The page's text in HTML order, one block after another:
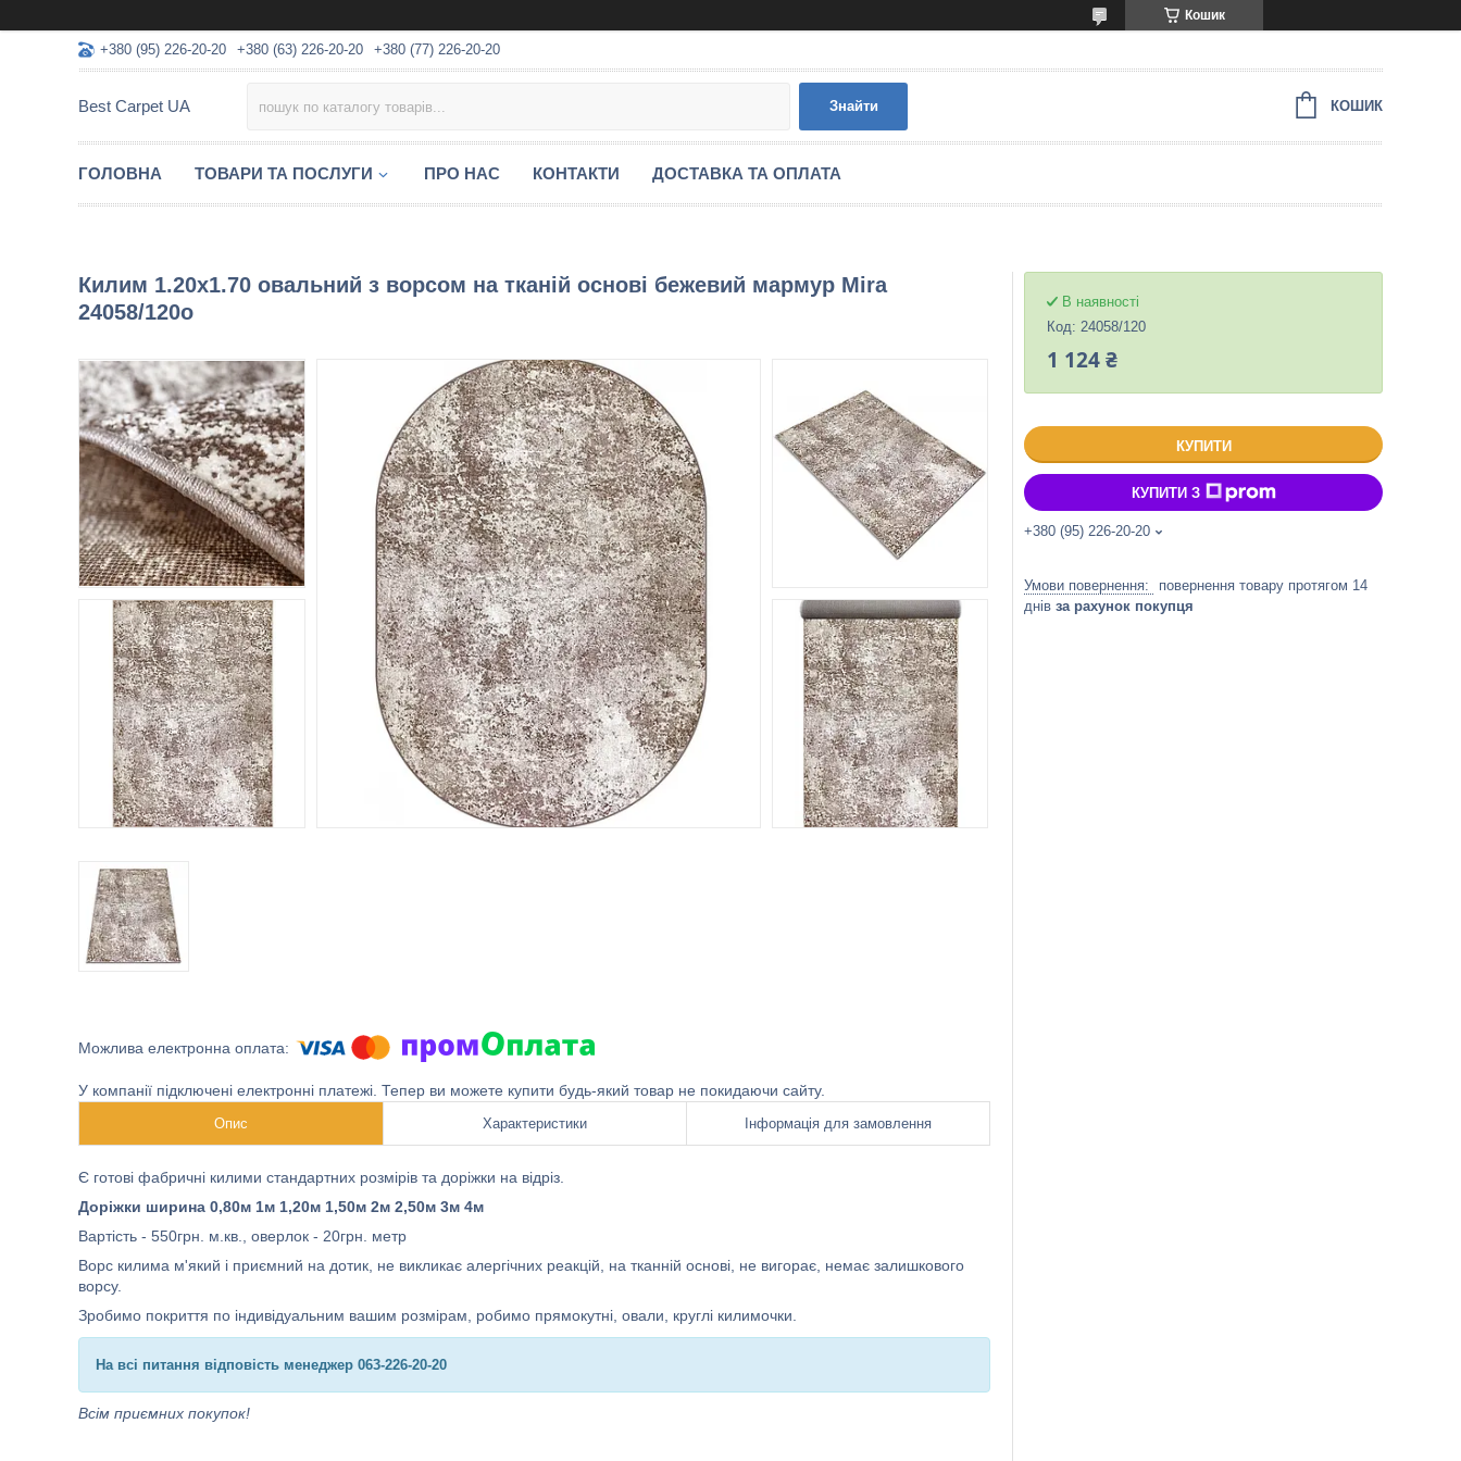
Кошик
+380 (95) 226-20-20 +380 (63) 226-20-20 +380 (77) 226-20-20
Best Carpet UA Знайти КОШИК
ГОЛОВНА ТОВАРИ ТА ПОСЛУГИ ПРО НАС КОНТАКТИ ДОСТАВКА ТА ОПЛАТА
Килим 1.20х1.70 овальний з ворсом на тканій основі бежевий мармур Mira
24058/120о
У компанії підключені електронні платежі. Тепер ви можете купити будь-який товар не покидаючи сайту.
Опис Характеристики Інформація для замовлення
Є готові фабричні килими стандартних розмірів та доріжки на відріз.
Доріжки ширина 0,80м 1м 1,20м 1,50м 2м 2,50м 3м 4м
Вартість - 550грн. м.кв., оверлок - 20грн. метр
Ворс килима м'який і приємний на дотик, не викликає алергічних реакцій, на тканній основі, не вигорає, немає залишкового
ворсу.
Зробимо покриття по індивідуальним вашим розмірам, робимо прямокутні, овали, круглі килимочки.
На всі питання відповість менеджер 063-226-20-20
Всім приємних покупок!
В наявності
Код: 24058/120
1 124 ₴
КУПИТИ
КУПИТИ З
+380 (95) 226-20-20
повернення товару протягом 14
днів за рахунок покупця